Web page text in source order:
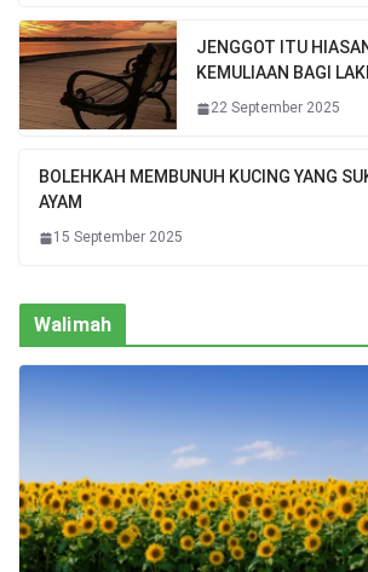
JENGGOT ITU
KEMULIAAN BAGI
22 September 2025
BOLEHKAH MEMBUNUH KUCING YANG
AYAM
15 September 2025
Walimah